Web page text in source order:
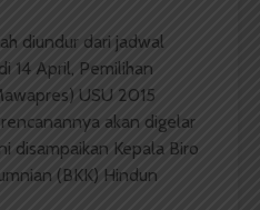
diundur dari jadwal
14 April, Pemilihan
USU 2015
akan digelar
disampaikan Kepala Biro
(BKK) Hindun